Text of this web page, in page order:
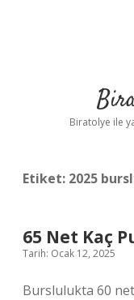
Biratolye ile
Etiket: 2025
65 Net Kaç
Tarih: Ocak 12, 2025
Burslulukta 60